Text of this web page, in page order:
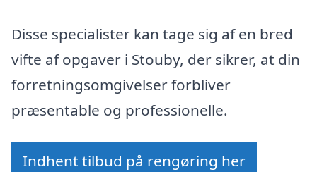
Disse specialister kan tage sig af en bred
vifte af opgaver i Stouby, der sikrer, at din
forretningsomgivelser forbliver
præsentable og professionelle.
Indhent tilbud på rengøring her